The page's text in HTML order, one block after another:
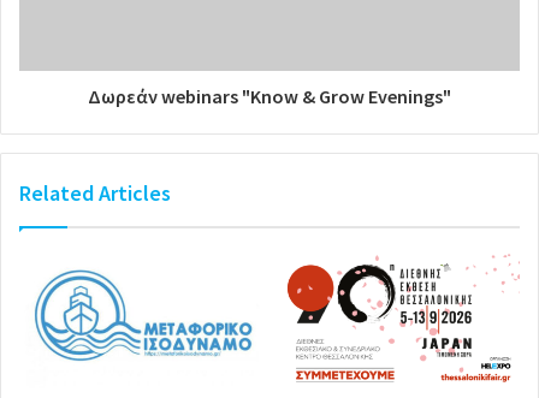
Δωρεάν webinars "Know & Grow Evenings"
Related Articles